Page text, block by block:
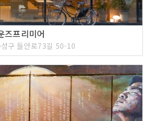
즈프리미어
성구 들안로73길 50-10